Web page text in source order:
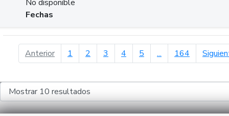
No disponible
Fechas
Anteriorpágina anterior
1 2 3 4 5 ... 164